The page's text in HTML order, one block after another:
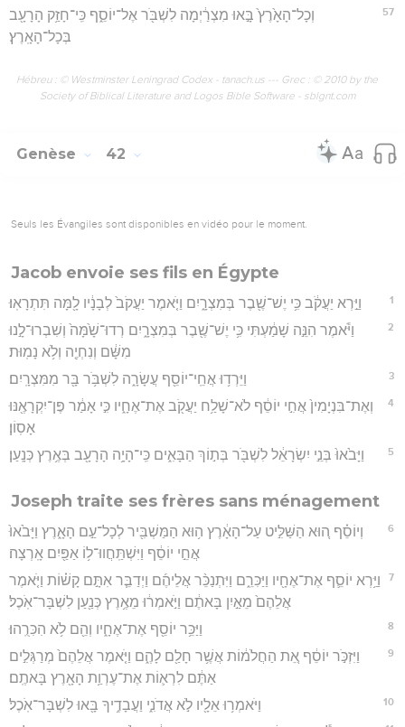
57
וְכָל־הָאָ֙רֶץ֙ בָּ֣אוּ מִצְרַ֔יְמָה לִשְׁבֹּ֖ר אֶל־יוֹסֵ֑ף כִּֽי־חָזַ֥ק הָרָעָ֖ב
בְּכָל־הָאָֽרֶץ׃
Hébreu : © Westminster Leningrad Codex - tanach.us --- Grec : © 2010 by the
Society of Biblical Literature and Logos Bible Software - sblgnt.com
Genèse 42
Seuls les Évangiles sont disponibles en vidéo pour le moment.
Jacob envoie ses fils en Égypte
1 וַיַּ֣רְא יַעֲקֹ֔ב כִּ֥י יֶשׁ־שֶׁ֖בֶר בְּמִצְרָ֑יִם וַיֹּ֤אמֶר יַעֲקֹב֙ לְבָנָ֔יו לָ֖מָּה תִּתְרָאֽוּ׃
2
וַיֹּ֕אמֶר הִנֵּ֣ה שָׁמַ֔עְתִּי כִּ֥י יֶשׁ־שֶׁ֖בֶר בְּמִצְרָ֑יִם רְדוּ־שָׁ֙מָּה֙ וְשִׁבְרוּ־לָ֣נוּ
מִשָּׁ֔ם וְנִחְיֶ֖ה וְלֹ֥א נָמֽוּת׃
3 וַיֵּרְד֥וּ אֲחֵֽי־יוֹסֵ֖ף עֲשָׂרָ֑ה לִשְׁבֹּ֥ר בָּ֖ר מִמִּצְרָֽיִם׃
4
וְאֶת־בִּנְיָמִין֙ אֲחִ֣י יוֹסֵ֔ף לֹא־שָׁלַ֥ח יַעֲקֹ֖ב אֶת־אֶחָ֑יו כִּ֣י אָמַ֔ר פֶּן־יִקְרָאֶ֖נּוּ
אָסֽוֹן׃
5 וַיָּבֹ֙אוּ֙ בְּנֵ֣י יִשְׂרָאֵ֔ל לִשְׁבֹּ֖ר בְּת֣וֹךְ הַבָּאִ֑ים כִּֽי־הָיָ֥ה הָרָעָ֖ב בְּאֶ֥רֶץ כְּנָֽעַן׃
Joseph traite ses frères sans ménagement
6
וְיוֹסֵ֗ף ה֚וּא הַשַּׁלִּ֣יט עַל־הָאָ֔רֶץ ה֥וּא הַמַּשְׁבִּ֖יר לְכָל־עַ֣ם הָאָ֑רֶץ וַיָּבֹ֙אוּ֙
אֲחֵ֣י יוֹסֵ֔ף וַיִּשְׁתַּֽחֲווּ־ל֥וֹ אַפַּ֖יִם אָֽרְצָה׃
7
וַיַּ֥רְא יוֹסֵ֛ף אֶת־אֶחָ֖יו וַיַּכִּרֵ֑ם וַיִּתְנַכֵּ֨ר אֲלֵיהֶ֜ם וַיְדַבֵּ֧ר אִתָּ֣ם קָשׁ֗וֹת וַיֹּ֤אמֶר
אֲלֵהֶם֙ מֵאַ֣יִן בָּאתֶ֔ם וַיֹּ֣אמְר֔וּ מֵאֶ֥רֶץ כְּנַ֖עַן לִשְׁבָּר־אֹֽכֶל׃
8 וַיַּכֵּ֥ר יוֹסֵ֖ף אֶת־אֶחָ֑יו וְהֵ֖ם לֹ֥א הִכִּרֻֽהוּ׃
9
וַיִּזְכֹּ֣ר יוֹסֵ֔ף אֵ֚ת הַחֲלֹמ֔וֹת אֲשֶׁ֥ר חָלַ֖ם לָהֶ֑ם וַיֹּ֤אמֶר אֲלֵהֶם֙ מְרַגְּלִ֣ים
אַתֶּ֔ם לִרְא֛וֹת אֶת־עֶרְוַ֥ת הָאָ֖רֶץ בָּאתֶֽם׃
10 וַיֹּאמְר֥וּ אֵלָ֖יו לֹ֣א אֲדֹנִ֑י וַעֲבָדֶ֥יךָ בָּ֖אוּ לִשְׁבָּר־אֹֽכֶל׃